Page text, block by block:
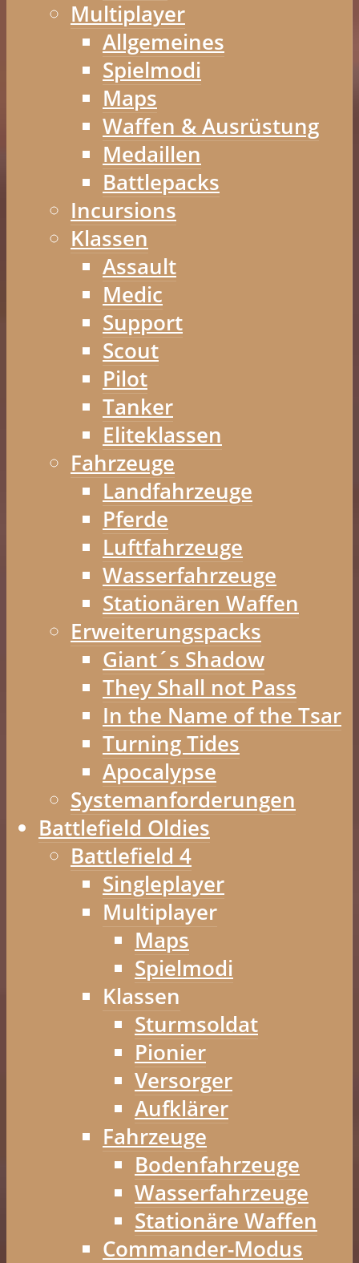
Multiplayer
Allgemeines
Spielmodi
Maps
Waffen & Ausrüstung
Medaillen
Battlepacks
Incursions
Klassen
Assault
Medic
Support
Scout
Pilot
Tanker
Eliteklassen
Fahrzeuge
Landfahrzeuge
Pferde
Luftfahrzeuge
Wasserfahrzeuge
Stationären Waffen
Erweiterungspacks
Giant´s Shadow
They Shall not Pass
In the Name of the Tsar
Turning Tides
Apocalypse
Systemanforderungen
Battlefield Oldies
Battlefield 4
Singleplayer
Multiplayer
Maps
Spielmodi
Klassen
Sturmsoldat
Pionier
Versorger
Aufklärer
Fahrzeuge
Bodenfahrzeuge
Wasserfahrzeuge
Stationäre Waffen
Commander-Modus